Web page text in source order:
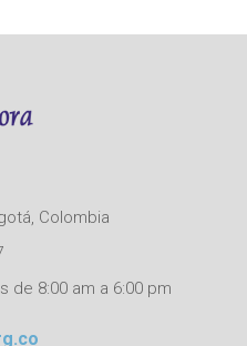
Colombia
de 8:00 am a 6:00 pm